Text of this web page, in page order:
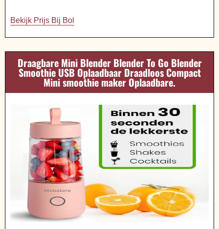
Bekijk Prijs Bij Bol
Draagbare Mini Blender Blender To Go Blender
Smoothie USB Oplaadbaar Draadloos Compact
Mini smoothie maker Oplaadbare.